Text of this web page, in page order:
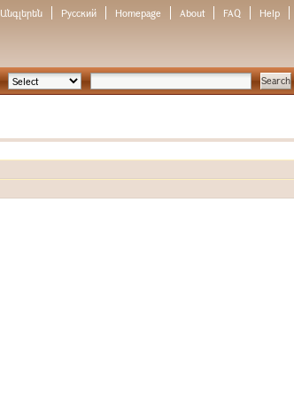
Անգլերեն Русский Homepage About FAQ Help